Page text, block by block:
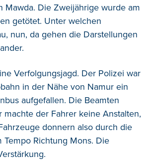
Mawda. Die Zweijährige wurde am
getötet. Unter welchen
nun, da gehen die Darstellungen
Verfolgungsjagd. Der Polizei war
in der Nähe von Namur ein
aufgefallen. Die Beamten
machte der Fahrer keine Anstalten,
donnern also durch die
Tempo Richtung Mons. Die